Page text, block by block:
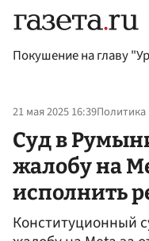
Покушение на главу
21 мая 2025 16:39Политика
Суд в
жалобу на
исполнить
Конституционный